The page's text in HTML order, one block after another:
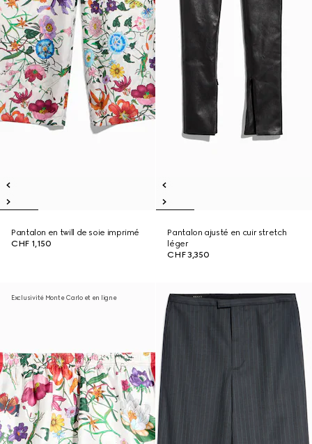
Pantalon en twill de soie imprimé
CHF 1,150
Pantalon ajusté en cuir stretch
léger
CHF 3,350
Exclusivité Monte Carlo et en ligne